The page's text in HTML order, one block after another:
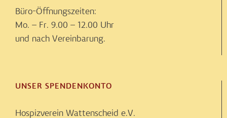
Büro-Öffnungszeiten:
Mo. – Fr. 9.00 – 12.00 Uhr
und nach Vereinbarung.
UNSER SPENDENKONTO
Hospizverein Wattenscheid e.V.